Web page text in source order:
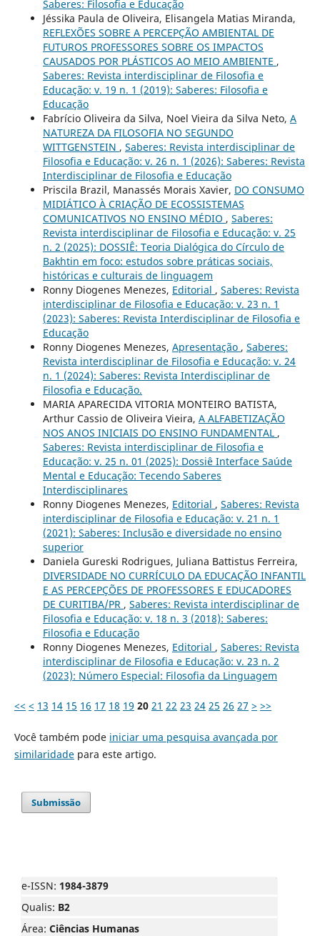
Saberes: Filosofia e Educação
Jéssika Paula de Oliveira, Elisangela Matias Miranda,
REFLEXÕES SOBRE A PERCEPÇÃO AMBIENTAL DE
FUTUROS PROFESSORES SOBRE OS IMPACTOS
CAUSADOS POR PLÁSTICOS AO MEIO AMBIENTE ,
Saberes: Revista interdisciplinar de Filosofia e
Educação: v. 19 n. 1 (2019): Saberes: Filosofia e
Educação
Fabrício Oliveira da Silva, Noel Vieira da Silva Neto, A
NATUREZA DA FILOSOFIA NO SEGUNDO
WITTGENSTEIN , Saberes: Revista interdisciplinar de
Filosofia e Educação: v. 26 n. 1 (2026): Saberes: Revista
Interdisciplinar de Filosofia e Educação
Priscila Brazil, Manassés Morais Xavier, DO CONSUMO
MIDIÁTICO À CRIAÇÃO DE ECOSSISTEMAS
COMUNICATIVOS NO ENSINO MÉDIO , Saberes:
Revista interdisciplinar de Filosofia e Educação: v. 25
n. 2 (2025): DOSSIÊ: Teoria Dialógica do Círculo de
Bakhtin em foco: estudos sobre práticas sociais,
históricas e culturais de linguagem
Ronny Diogenes Menezes, Editorial , Saberes: Revista
interdisciplinar de Filosofia e Educação: v. 23 n. 1
(2023): Saberes: Revista Interdisciplinar de Filosofia e
Educação
Ronny Diogenes Menezes, Apresentação , Saberes:
Revista interdisciplinar de Filosofia e Educação: v. 24
n. 1 (2024): Saberes: Revista Interdisciplinar de
Filosofia e Educação.
MARIA APARECIDA VITORIA MONTEIRO BATISTA,
Arthur Cassio de Oliveira Vieira, A ALFABETIZAÇÃO
NOS ANOS INICIAIS DO ENSINO FUNDAMENTAL ,
Saberes: Revista interdisciplinar de Filosofia e
Educação: v. 25 n. 01 (2025): Dossiê Interface Saúde
Mental e Educação: Tecendo Saberes
Interdisciplinares
Ronny Diogenes Menezes, Editorial , Saberes: Revista
interdisciplinar de Filosofia e Educação: v. 21 n. 1
(2021): Saberes: Inclusão e diversidade no ensino
superior
Daniela Gureski Rodrigues, Juliana Battistus Ferreira,
DIVERSIDADE NO CURRÍCULO DA EDUCAÇÃO INFANTIL
E AS PERCEPÇÕES DE PROFESSORES E EDUCADORES
DE CURITIBA/PR , Saberes: Revista interdisciplinar de
Filosofia e Educação: v. 18 n. 3 (2018): Saberes:
Filosofia e Educação
Ronny Diogenes Menezes, Editorial , Saberes: Revista
interdisciplinar de Filosofia e Educação: v. 23 n. 2
(2023): Número Especial: Filosofia da Linguagem
<< < 13 14 15 16 17 18 19 20 21 22 23 24 25 26 27 > >>
Você também pode iniciar uma pesquisa avançada por
similaridadepara este artigo.
Submissão
e-ISSN: 1984-3879
Qualis: B2
Área: Ciências Humanas